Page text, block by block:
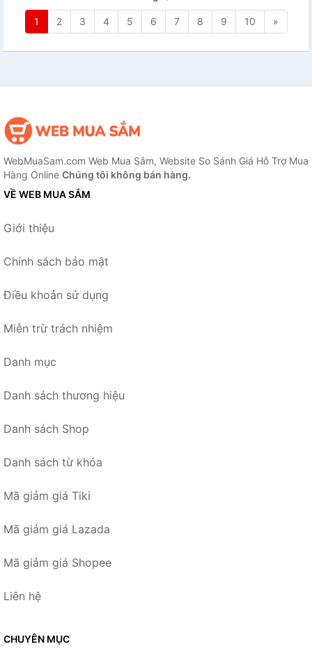
1 2 3 4 5 6 7 8 9 10 »
WebMuaSam.com Web Mua Sắm, Website So Sánh Giá Hỗ Trợ Mua
Hàng Online Chúng tôi không bán hàng.
VỀ WEB MUA SẮM
Giới thiệu
Chính sách bảo mật
Điều khoản sử dụng
Miễn trừ trách nhiệm
Danh mục
Danh sách thương hiệu
Danh sách Shop
Danh sách từ khóa
Mã giảm giá Tiki
Mã giảm giá Lazada
Mã giảm giá Shopee
Liên hệ
CHUYÊN MỤC